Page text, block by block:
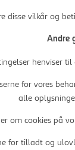
disse vilkår og
Andre
henviser
for vores
alle
om cookies på
for tilladt og